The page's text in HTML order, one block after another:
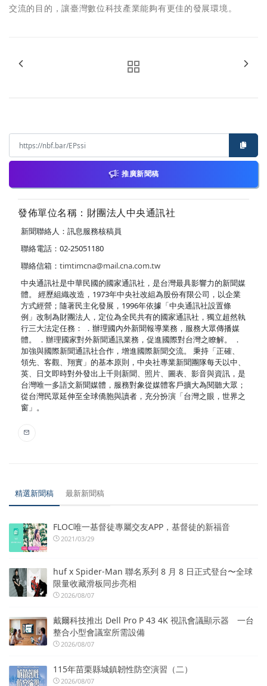
交流的目的，讓臺灣數位科技產業能夠有更佳的發展環境。
推廣新聞稿
發佈單位名稱：財團法人中央通訊社
新聞聯絡人：訊息服務核稿員
聯絡電話：02-25051180
聯絡信箱： timtimcna@mail.cna.com.tw
中央通訊社是中華民國的國家通訊社，是台灣最具影響力的新聞媒
體。 經歷組織改造，1973年中央社改組為股份有限公司，以企業
方式經營；隨著民主化發展，1996年依據「中央通訊社設置條
例」改制為財團法人，定位為全民共有的國家通訊社，獨立超然執
行三大法定任務： ．辦理國內外新聞報導業務，服務大眾傳播媒
體。 ．辦理國家對外新聞通訊業務，促進國際對台灣之瞭解。 ．
加強與國際新聞通訊社合作，增進國際新聞交流。 秉持「正確、
領先、客觀、翔實」的基本原則，中央社專業新聞團隊每天以中、
英、日文即時對外發出上千則新聞、照片、圖表、影音與資訊，是
台灣唯一多語文新聞媒體，服務對象從媒體客戶擴大為閱聽大眾；
從台灣民眾延伸至全球僑胞與讀者，充分扮演「台灣之眼，世界之
窗」。
精選新聞稿 最新新聞稿
FLOC唯一基督徒專屬交友APP，基督徒的新福音
2021/03/29
huf x Spider-Man 聯名系列 8 月 8 日正式登台〜全球
限量收藏滑板同步亮相
2026/08/07
戴爾科技推出 Dell Pro P 43 4K 視訊會議顯示器 一台
整合小型會議室所需設備
2026/08/07
115年苗栗縣城鎮韌性防空演習（二）
2026/08/07